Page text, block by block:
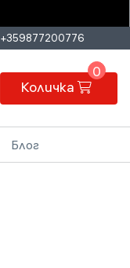
+359877200776
Количка
0
Блог